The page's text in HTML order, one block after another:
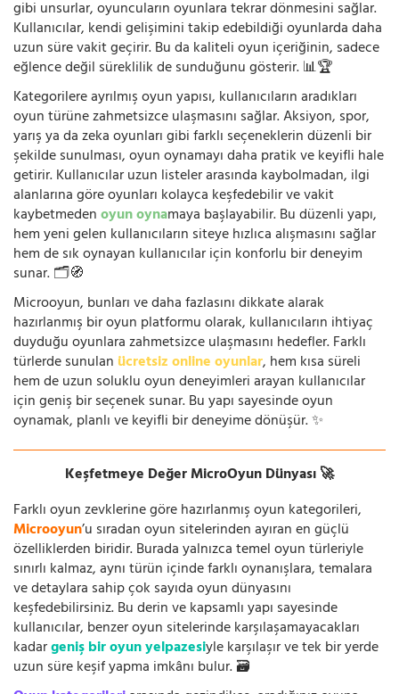
gibi unsurlar, oyuncuların oyunlara tekrar dönmesini sağlar.
Kullanıcılar, kendi gelişimini takip edebildiği oyunlarda daha
uzun süre vakit geçirir. Bu da kaliteli oyun içeriğinin, sadece
eğlence değil süreklilik de sunduğunu gösterir. 📊🏆
Kategorilere ayrılmış oyun yapısı, kullanıcıların aradıkları
oyun türüne zahmetsizce ulaşmasını sağlar. Aksiyon, spor,
yarış ya da zeka oyunları gibi farklı seçeneklerin düzenli bir
şekilde sunulması, oyun oynamayı daha pratik ve keyifli hale
getirir. Kullanıcılar uzun listeler arasında kaybolmadan, ilgi
alanlarına göre oyunları kolayca keşfedebilir ve vakit
kaybetmedenoyun oynamaya başlayabilir. Bu düzenli yapı,
hem yeni gelen kullanıcıların siteye hızlıca alışmasını sağlar
hem de sık oynayan kullanıcılar için konforlu bir deneyim
sunar. 🗂️🧭
Microoyun, bunları ve daha fazlasını dikkate alarak
hazırlanmış bir oyun platformu olarak, kullanıcıların ihtiyaç
duyduğu oyunlara zahmetsizce ulaşmasını hedefler. Farklı
türlerde sunulan ücretsiz online oyunlar, hem kısa süreli
hem de uzun soluklu oyun deneyimleri arayan kullanıcılar
için geniş bir seçenek sunar. Bu yapı sayesinde oyun
oynamak, planlı ve keyifli bir deneyime dönüşür. ✨
Keşfetmeye Değer MicroOyun Dünyası 🚀
Farklı oyun zevklerine göre hazırlanmış oyun kategorileri,
Microoyun’u sıradan oyun sitelerinden ayıran en güçlü
özelliklerden biridir. Burada yalnızca temel oyun türleriyle
sınırlı kalmaz, aynı türün içinde farklı oynanışlara, temalara
ve detaylara sahip çok sayıda oyun dünyasını
keşfedebilirsiniz. Bu derin ve kapsamlı yapı sayesinde
kullanıcılar, benzer oyun sitelerinde karşılaşamayacakları
kadargeniş bir oyun yelpazesiyle karşılaşır ve tek bir yerde
uzun süre keşif yapma imkânı bulur. 🗃️